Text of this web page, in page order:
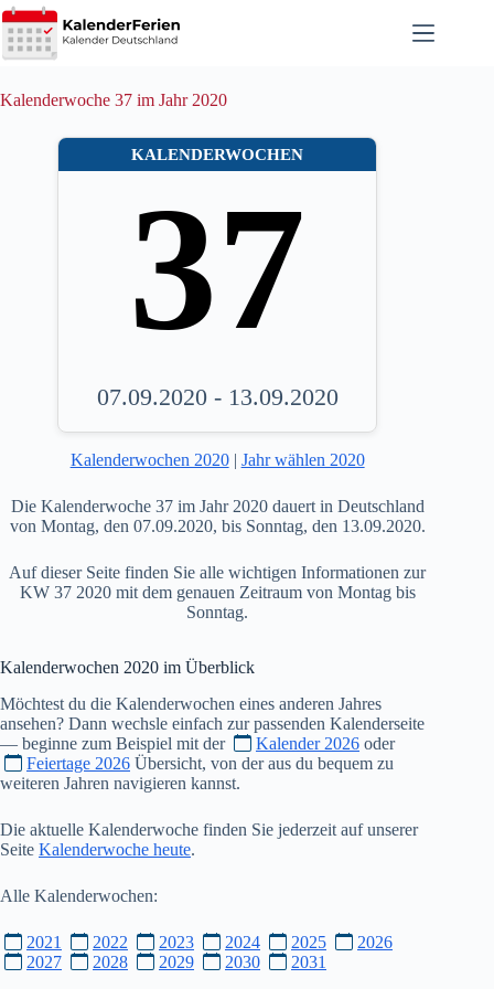
Zum
Inhalt
springen
Kalenderwoche 37 im Jahr 2020
KALENDERWOCHEN
37
07.09.2020 - 13.09.2020
Kalenderwochen 2020| Jahr wählen 2020
Die Kalenderwoche 37 im Jahr 2020 dauert in Deutschland
von Montag, den 07.09.2020, bis Sonntag, den 13.09.2020.
Auf dieser Seite finden Sie alle wichtigen Informationen zur
KW 37 2020 mit dem genauen Zeitraum von Montag bis
Sonntag.
Kalenderwochen 2020 im Überblick
Möchtest du die Kalenderwochen eines anderen Jahres
ansehen? Dann wechsle einfach zur passenden Kalenderseite
— beginne zum Beispiel mit der
Kalender 2026 oder
Feiertage 2026 Übersicht, von der aus du bequem zu
weiteren Jahren navigieren kannst.
Die aktuelle Kalenderwoche finden Sie jederzeit auf unserer
Seite Kalenderwoche heute.
Alle Kalenderwochen:
2021 2022 2023 2024 2025
2026
2027
2028 2029 2030 2031